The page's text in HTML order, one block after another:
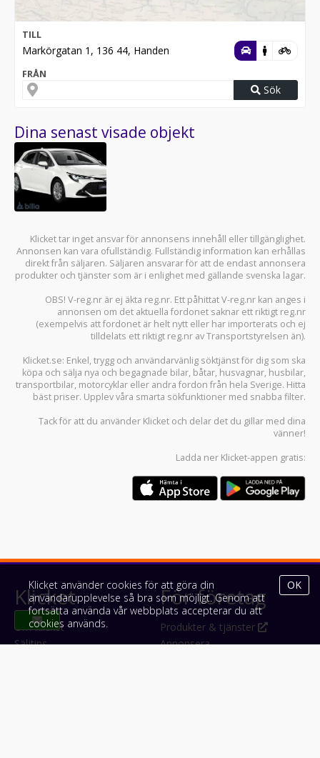
TILL
Markörgatan 1, 136 44, Handen
FRÅN
Sök
Dina senast visade objekt
Klicket tar inget ansvar för annonsens innehåll eller tillgänglighet.
Annonsen kan vara ofullständig. Fullständig information kan erhållas
direkt från säljaren. Säljaren ansvarar för att de endast annonsera
produkter och tjänster som är i enlighet med gällande svenska lagar.
OBS! V-reg.nr är ej äkta reg.nr. Ett påhittat V-reg.nr kan anges i
annonsen om det aktuella fordonet saknar ett riktigt reg.nr
(exempelvis att fordonet är helt nytt eller har importerats och ej
tilldelats ett riktigt reg.nr av Transportstyrelsen än).
Klicket.se: Enkel, trygg och användarvänlig söktjänst för dig som ska
köpa och sälja nya och begagnade bilar, båtar, husvagnar, husbilar,
transportbilar, motorcyklar eller andra fordon från hela Sverige. Hitta
bäst priser. Upplev våra smarta sökfunktioner med snabba filter.
Tack för att du använder Klicket och delar det du gillar med dina
vänner!
Ladda ner Klicket-appen gratis:
Klicket
Om Klicket
Säljtips
För företag
Produkter & tjänster
Annonsera
Klicket använder cookies för att göra din
användarupplevelse så bra som möjligt. Genom att
fortsätta använda vår webbplats accepterar du att
cookies används.
OK